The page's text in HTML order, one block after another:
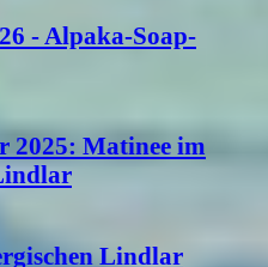
- Alpaka-Soap-
Matinee im
Lindlar